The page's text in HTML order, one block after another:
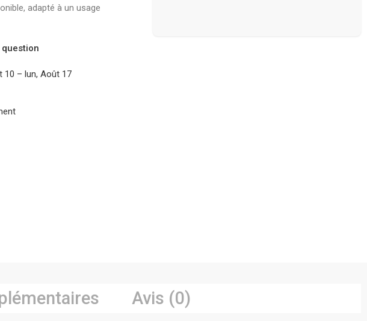
adapté à un usage
10 – lun, Août 17
Avis (0)